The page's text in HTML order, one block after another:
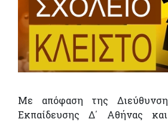
Με απόφαση της
Εκπαίδευσης Δ΄ Αθήνας